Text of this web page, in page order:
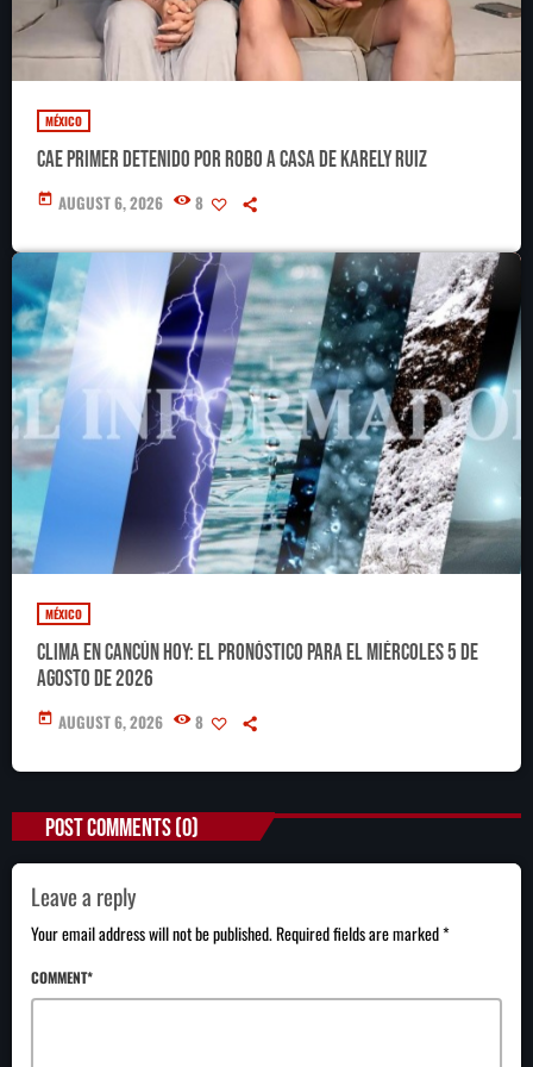
MÉXICO
Cae primer detenido por robo a casa de Karely Ruiz
today AUGUST 6, 2026 8
MÉXICO
Clima en Cancún hoy: el pronóstico para el miércoles 5 de
agosto de 2026
today AUGUST 6, 2026 8
POST COMMENTS (0)
Leave a reply
Your email address will not be published. Required fields are marked *
COMMENT*